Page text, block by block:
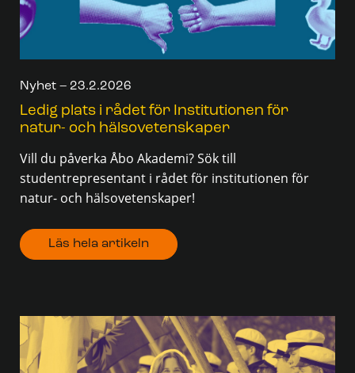
Nyhet – 23.2.2026
Ledig plats i rådet för Institutionen för
natur- och hälsovetenskaper
Vill du påverka Åbo Akademi? Sök till
studentrepresentant i rådet för institutionen för
natur- och hälsovetenskaper!
Läs hela artikeln